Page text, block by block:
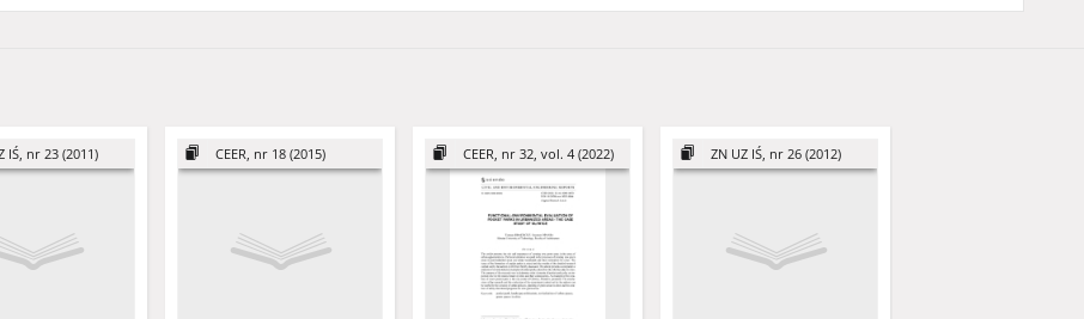
IŚ, nr 23 (2011) CEER, nr 18 (2015) CEER, nr 32, vol. 4 (2022) ZN UZ IŚ, nr 26 (2012)